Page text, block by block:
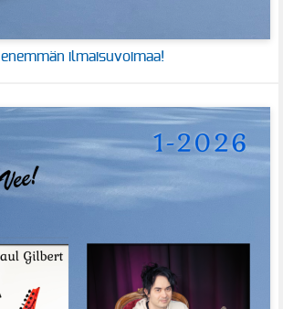
ilmaisuvoimaa!